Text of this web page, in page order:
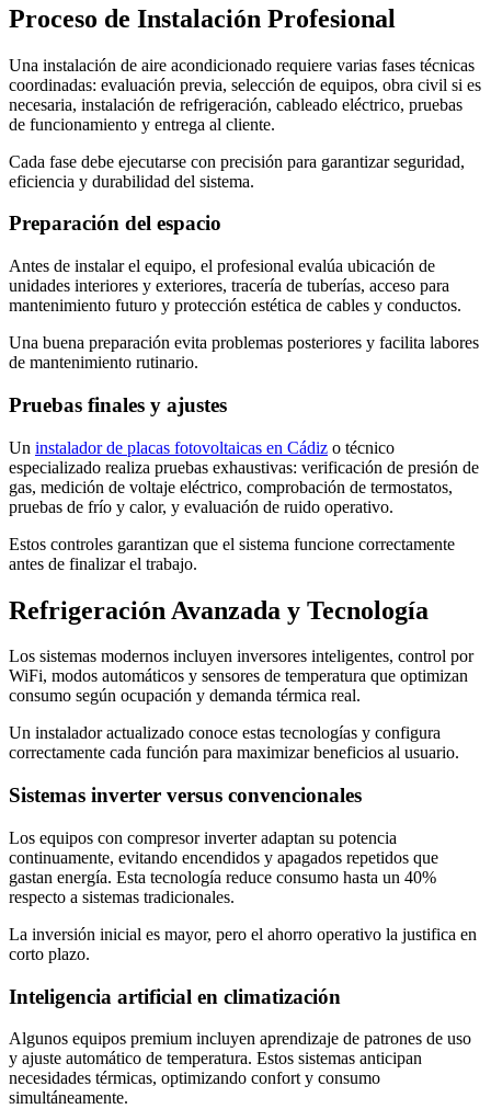
Proceso de Instalación Profesional
Una instalación de aire acondicionado requiere varias fases técnicas
coordinadas: evaluación previa, selección de equipos, obra civil si es
necesaria, instalación de refrigeración, cableado eléctrico, pruebas
de funcionamiento y entrega al cliente.
Cada fase debe ejecutarse con precisión para garantizar seguridad,
eficiencia y durabilidad del sistema.
Preparación del espacio
Antes de instalar el equipo, el profesional evalúa ubicación de
unidades interiores y exteriores, tracería de tuberías, acceso para
mantenimiento futuro y protección estética de cables y conductos.
Una buena preparación evita problemas posteriores y facilita labores
de mantenimiento rutinario.
Pruebas finales y ajustes
Un instalador de placas fotovoltaicas en Cádiz o técnico
especializado realiza pruebas exhaustivas: verificación de presión de
gas, medición de voltaje eléctrico, comprobación de termostatos,
pruebas de frío y calor, y evaluación de ruido operativo.
Estos controles garantizan que el sistema funcione correctamente
antes de finalizar el trabajo.
Refrigeración Avanzada y Tecnología
Los sistemas modernos incluyen inversores inteligentes, control por
WiFi, modos automáticos y sensores de temperatura que optimizan
consumo según ocupación y demanda térmica real.
Un instalador actualizado conoce estas tecnologías y configura
correctamente cada función para maximizar beneficios al usuario.
Sistemas inverter versus convencionales
Los equipos con compresor inverter adaptan su potencia
continuamente, evitando encendidos y apagados repetidos que
gastan energía. Esta tecnología reduce consumo hasta un 40%
respecto a sistemas tradicionales.
La inversión inicial es mayor, pero el ahorro operativo la justifica en
corto plazo.
Inteligencia artificial en climatización
Algunos equipos premium incluyen aprendizaje de patrones de uso
y ajuste automático de temperatura. Estos sistemas anticipan
necesidades térmicas, optimizando confort y consumo
simultáneamente.